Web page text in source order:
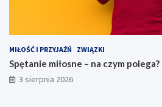
MIŁOŚĆ I PRZYJAŹŃ ZWIĄZKI
Spętanie miłosne – na czym polega?
3 sierpnia 2026